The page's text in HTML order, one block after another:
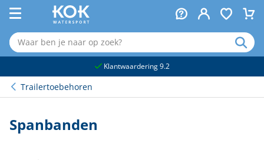
Klantwaardering 9.2
Trailertoebehoren
Spanbanden